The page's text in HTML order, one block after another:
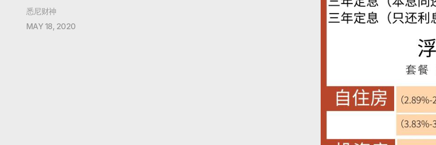
悉尼财神
MAY 18, 2020